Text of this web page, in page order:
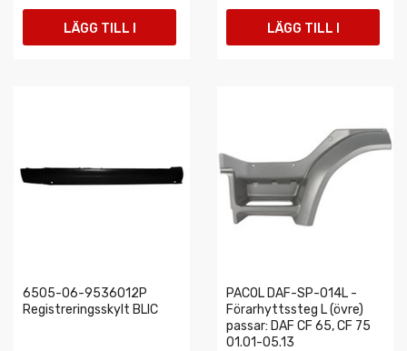
LÄGG TILL I LÄGG TILL I
6505-06-9536012P
Registreringsskylt BLIC
PACOL DAF-SP-014L -
Förarhyttssteg L (övre)
passar: DAF CF 65, CF 75
01.01-05.13